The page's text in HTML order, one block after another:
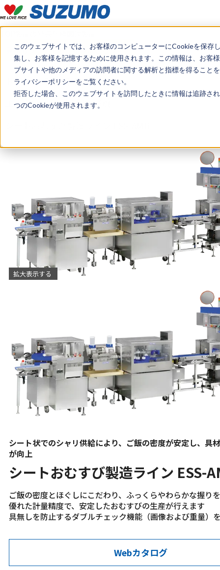
このウェブサイトでは、お客様のコンピューターにCookieを保
集し、お客様を記憶するために使用されます。この情報は、お客
ブサイトや他のメディアの訪問者に関する解析と指標を得ること
ライバシーポリシーをご覧ください。
拒否した場合、このウェブサイトを訪問したときに情報は追跡さ
つのCookieが使用されます。
見積もり・デモのご希望はこちら
トップ
製品情報
工場向け おむすび成形機
拡大表示する
シート状でのシャリ供給により、ご飯の密度が安定し、具
が向上
シートおむすび製造ライン ESS-
ご飯の密度とほぐしにこだわり、ふっくらやわらかな握り
優れた計量精度で、安定したおむすびの生産が行えます
具無しを防止するダブルチェック機能（画像および重量）
Webカタログ